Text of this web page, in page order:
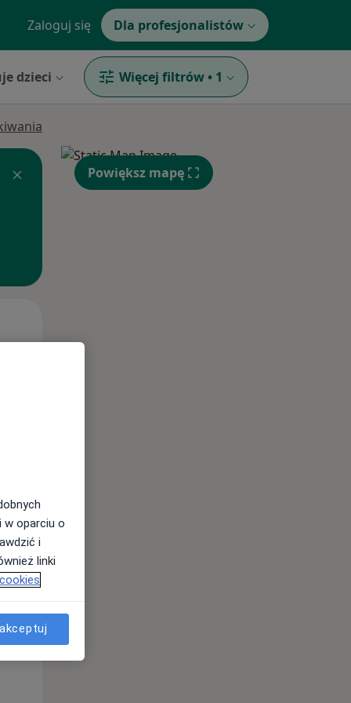
Zaloguj się Dla profesjonalistów
dzieci Więcej filtrów • 1
12 Sie
Powiększ mapę
w oparciu o
i
linki